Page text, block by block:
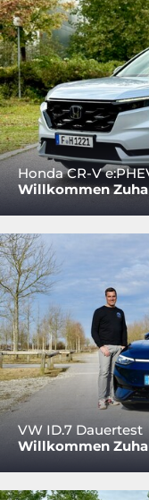
Honda CR-V
Willkommen
VW ID.7 Dauertest
Willkommen